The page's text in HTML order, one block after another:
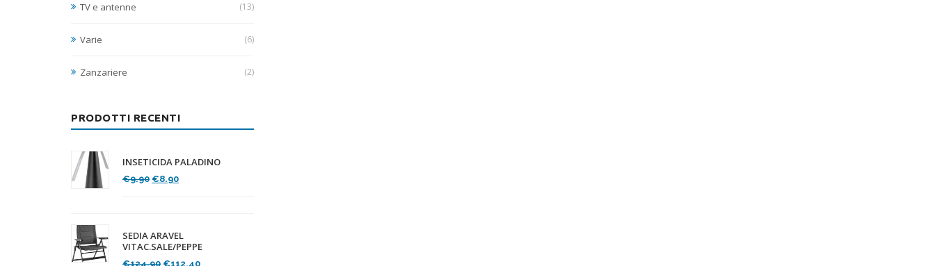
TV e antenne (13)
Varie (6)
Zanzariere (2)
PRODOTTI RECENTI
INSETICIDA PALADINO
€9.90 Il
€9.90.
€8.90Il
€8.90.
SEDIA ARAVEL
VITAC.SALE/PEPPE
€124.90 Il
€112.40Il